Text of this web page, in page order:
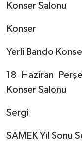
Konser Salonu
Konser
Yerli Bando
18 Haziran
Konser Salonu
Sergi
SAMEK Yıl Sonu